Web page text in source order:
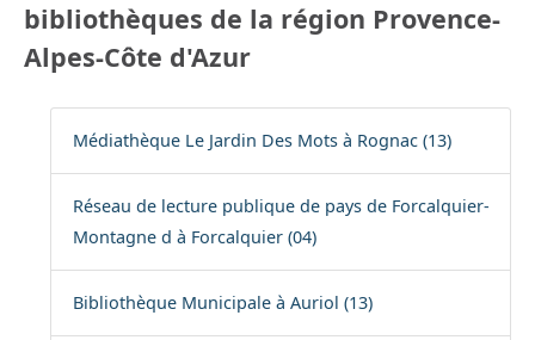
bibliothèques de la région Provence-
Alpes-Côte d'Azur
Médiathèque Le Jardin Des Mots à Rognac (13)
Réseau de lecture publique de pays de Forcalquier-
Montagne d à Forcalquier (04)
Bibliothèque Municipale à Auriol (13)